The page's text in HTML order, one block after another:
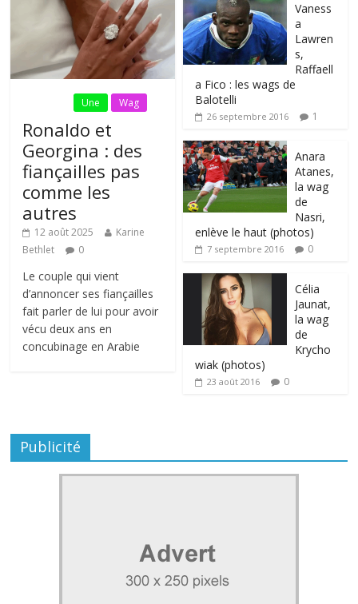
Une Wag
Ronaldo et
Georgina : des
fiançailles pas
comme les
autres
12 août 2025
Karine
Bethlet
0
Le couple qui vient
d’annoncer ses fiançailles
fait parler de lui pour avoir
vécu deux ans en
concubinage en Arabie
Vaness
a
Lawren
s,
Raffaell
a Fico : les wags de
Balotelli
26 septembre 2016 1
Anara
Atanes,
la wag
de
Nasri,
enlève le haut (photos)
7 septembre 2016 0
Célia
Jaunat,
la wag
de
Krycho
wiak (photos)
23 août 2016 0
Publicité